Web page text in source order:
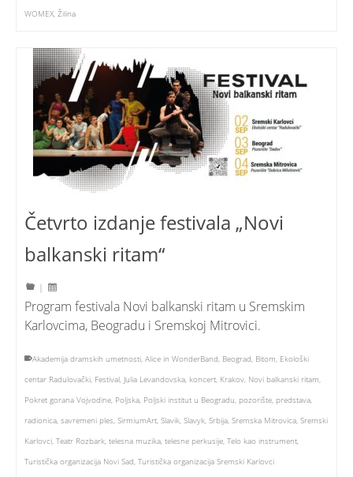
WOMEX, Žilina
Četvrto izdanje festivala „Novi
balkanski ritam“
|
Program festivala Novi balkanski ritam u Sremskim
Karlovcima, Beogradu i Sremskoj Mitrovici.
Akademija dramskih umetnosti, Alice in WonderBand, Beograd, Bitom, Ekološki
centar Radulovački, Festival, Julia Levandovska, koncert, Krakov, Novi balkanski ritam,
Pokret gorana Vojvodine, Poljska, Poljski institut u Beogradu, pozorište, predstava,
radionica, savremeni ples, SirmiumArt, Slavik, Slavyk, Srbija, Sremska Mitrovica, Sremski
Karlovci, Teatr Rozbark, telesna muzika, telesne perkusije, Telo kao instrument,
Turistička organizacija Novi Sad, Turistička organizacija Sremski Karlovci